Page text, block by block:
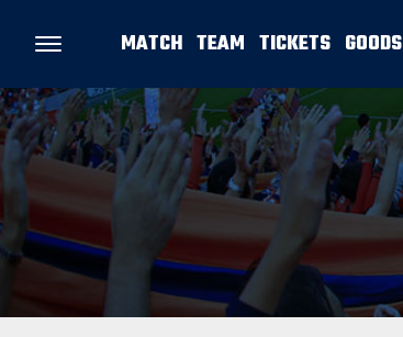
MATCH TEAM TICKETS GOODS